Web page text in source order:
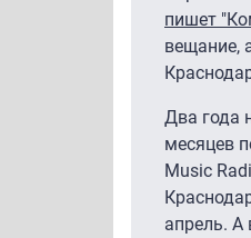
пишет
вещание,
Два года
месяцев
Music
апрель. А